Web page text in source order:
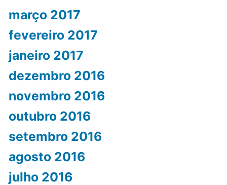
março 2017
fevereiro 2017
janeiro 2017
dezembro 2016
novembro 2016
outubro 2016
setembro 2016
agosto 2016
julho 2016